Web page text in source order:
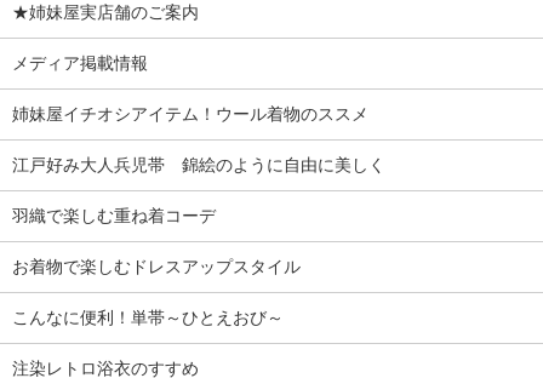
★姉妹屋実店舗のご案内
メディア掲載情報
姉妹屋イチオシアイテム！ウール着物のススメ
江戸好み大人兵児帯 錦絵のように自由に美しく
羽織で楽しむ重ね着コーデ
お着物で楽しむドレスアップスタイル
こんなに便利！単帯～ひとえおび～
注染レトロ浴衣のすすめ